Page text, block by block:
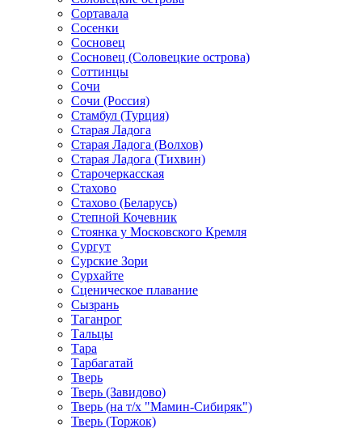
Сортавала
Сосенки
Сосновец
Сосновец (Соловецкие острова)
Соттинцы
Сочи
Сочи (Россия)
Стамбул (Турция)
Старая Ладога
Старая Ладога (Волхов)
Старая Ладога (Тихвин)
Старочеркасская
Стахово
Стахово (Беларусь)
Степной Кочевник
Стоянка у Московского Кремля
Сургут
Сурские Зори
Сурхайте
Сценическое плавание
Сызрань
Таганрог
Тальцы
Тара
Тарбагатай
Тверь
Тверь (Завидово)
Тверь (на т/х "Мамин-Сибиряк")
Тверь (Торжок)